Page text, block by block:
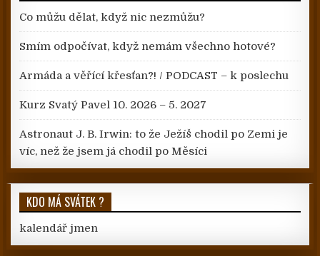
Co můžu dělat, když nic nezmůžu?
Smím odpočívat, když nemám všechno hotové?
Armáda a věřící křesťan?! / PODCAST – k poslechu
Kurz Svatý Pavel 10. 2026 – 5. 2027
Astronaut J. B. Irwin: to že Ježíš chodil po Zemi je
víc, než že jsem já chodil po Měsíci
KDO MÁ SVÁTEK ?
kalendář jmen